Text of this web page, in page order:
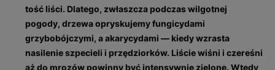
tość liści. Dlatego, zwłaszcza podczas wilgotnej
pogody, drzewa opryskujemy fungicydami
grzybobójczymi, a akarycydami — kiedy wzrasta
nasilenie szpecieli i przędziorków. Liście wiśni i czereśni
aż do mrozów powinny być intensywnie zielone. Wtedy